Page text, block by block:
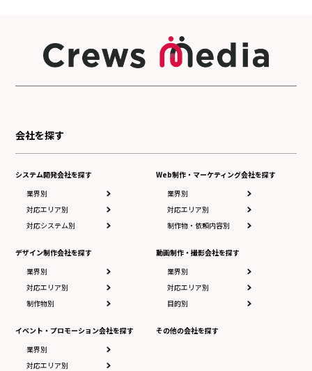
会社を探す
システム開発会社を探す
業界別
対応エリア別
対応システム別
デザイン制作会社を探す
業界別
対応エリア別
制作物別
イベント・プロモーション会社を探す
業界別
対応エリア別
Web制作・マーケティング会社を探す
業界別
対応エリア別
制作物・依頼内容別
動画制作・撮影会社を探す
業界別
対応エリア別
目的別
その他の会社を探す